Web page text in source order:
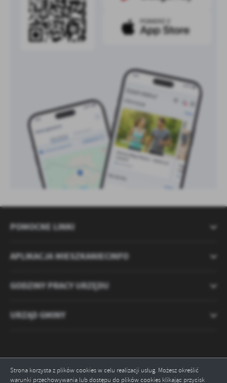
Strona korzysta z plików cookies w celu realizacji usług. Możesz określić
warunki przechowywania lub dostępu do plików cookies klikając przycisk
POMOCNE LINKI
APLIKACJA MIESZKANIECINFO
GODZINY PRACY URZĘDU
URZĄD GMINY